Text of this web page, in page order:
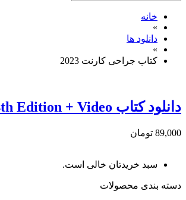
خانه
»
دانلود ها
»
کتاب جراحی کارنت 2023
دانلود كتاب Current Surgical Therapy 14th Edition + Video
89,000 تومان
سبد خریدتان خالی است.
دسته بندی محصولات